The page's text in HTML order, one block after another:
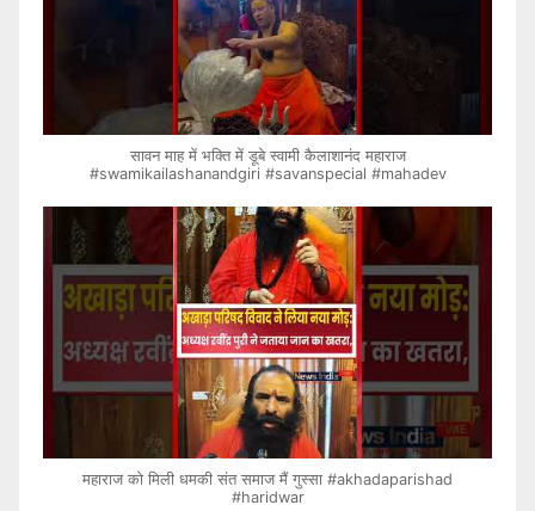
सावन माह में भक्ति में डूबे स्वामी कैलाशानंद महाराज
#swamikailashanandgiri #savanspecial #mahadev
महाराज को मिली धमकी संत समाज मैं गुस्सा #akhadaparishad
#haridwar